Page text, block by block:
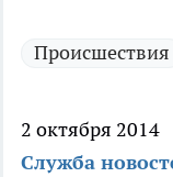
Происшествия
2 октября 2014
Служба